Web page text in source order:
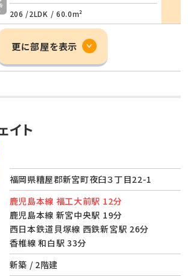
206 /2LDK / 60.0m²
更に部屋を表示
イト
福岡県糟屋郡新宮町夜臼３丁目22-1
鹿児島本線 福工大前駅 12分
鹿児島本線 新宮中央駅 19分
西日本鉄道貝塚線 西鉄新宮駅 26分
香椎線 和白駅 33分
新築 / 2階建